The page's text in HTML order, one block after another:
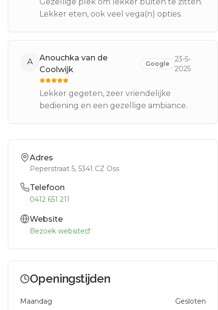
Lekker eten, ook veel vega(n) opties.
A
Anouchka van de
Coolwijk
Google
23-5-
2025
Lekker gegeten, zeer vriendelijke
bediening en een gezellige ambiance.
Adres
Peperstraat 5, 5341 CZ Oss
Telefoon
0412 651 211
Website
Bezoek website
Openingstijden
Maandag
Gesloten